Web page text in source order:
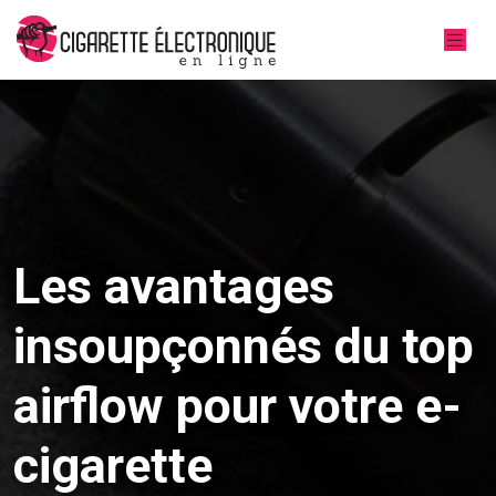
Les avantages
insoupçonnés du top
airflow pour votre e-
cigarette